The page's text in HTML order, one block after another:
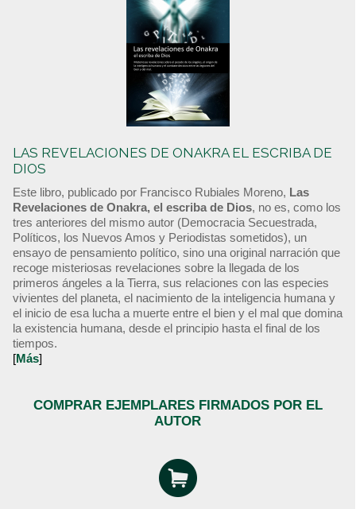
LAS REVELACIONES DE ONAKRA EL ESCRIBA DE
DIOS
Este libro, publicado por Francisco Rubiales Moreno, Las
Revelaciones de Onakra, el escriba de Dios, no es, como los
tres anteriores del mismo autor (Democracia Secuestrada,
Políticos, los Nuevos Amos y Periodistas sometidos), un
ensayo de pensamiento político, sino una original narración que
recoge misteriosas revelaciones sobre la llegada de los
primeros ángeles a la Tierra, sus relaciones con las especies
vivientes del planeta, el nacimiento de la inteligencia humana y
el inicio de esa lucha a muerte entre el bien y el mal que domina
la existencia humana, desde el principio hasta el final de los
tiempos.
[Más]
COMPRAR EJEMPLARES FIRMADOS POR EL
AUTOR